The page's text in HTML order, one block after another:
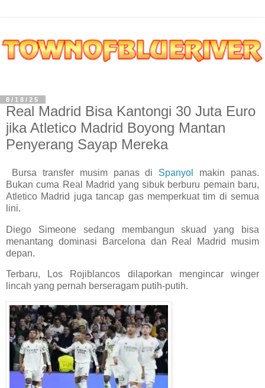
8/18/25
Real Madrid Bisa Kantongi 30 Juta Euro
jika Atletico Madrid Boyong Mantan
Penyerang Sayap Mereka
Bursa transfer musim panas di Spanyol
makin panas.
Bukan cuma Real Madrid yang sibuk berburu pemain baru,
Atletico Madrid juga tancap gas memperkuat tim di semua
lini.
Diego Simeone sedang membangun skuad yang bisa
menantang dominasi Barcelona dan Real Madrid musim
depan.
Terbaru, Los Rojiblancos dilaporkan mengincar winger
lincah yang pernah berseragam putih-putih.